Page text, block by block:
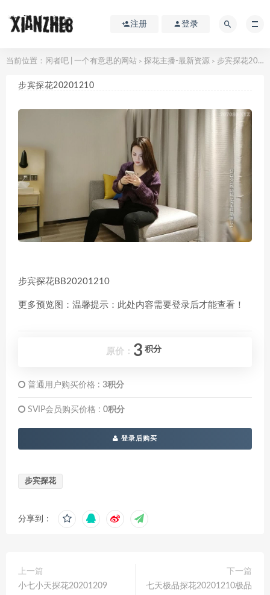
注册 登录
当前位置： 闲者吧 | 一个有意思的网站 > 探花主播-最新资源 > 步宾探花20201210
步宾探花20201210
步宾探花BB20201210
更多预览图：温馨提示：此处内容需要登录后才能查看！
原价： 3 积分
普通用户购买价格 : 3积分
SVIP会员购买价格 : 0积分
登录后购买
步宾探花
分享到：
上一篇
小七小天探花20201209
下一篇
七天极品探花20201210极品